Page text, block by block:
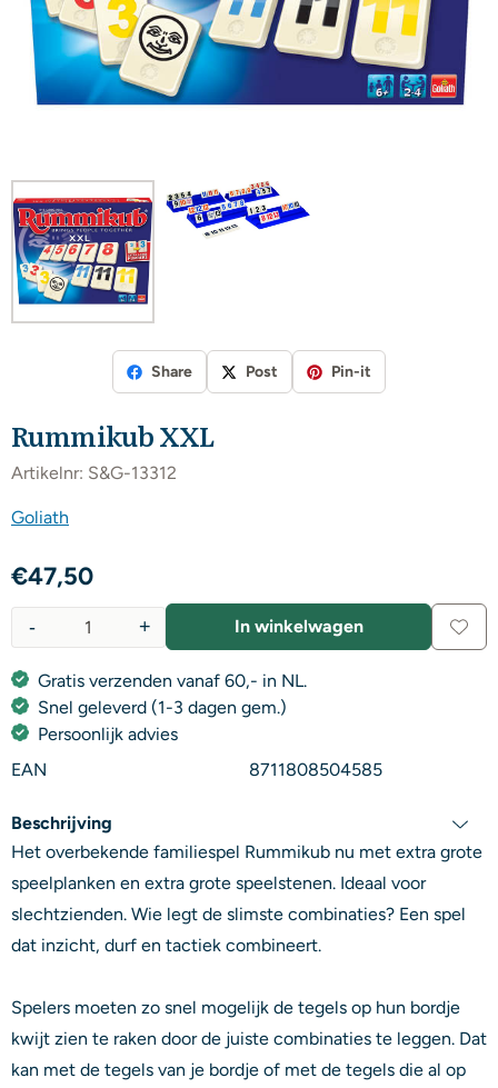
Share Post Pin-it
Rummikub XXL
Artikelnr: S&G-13312
Goliath
€47,50
+
- In winkelwagen
Gratis verzenden vanaf 60,- in NL.
Snel geleverd (1-3 dagen gem.)
Persoonlijk advies
EAN
8711808504585
Beschrijving
Het overbekende familiespel Rummikub nu met extra grote
speelplanken en extra grote speelstenen. Ideaal voor
slechtzienden. Wie legt de slimste combinaties? Een spel
dat inzicht, durf en tactiek combineert.
Spelers moeten zo snel mogelijk de tegels op hun bordje
kwijt zien te raken door de juiste combinaties te leggen. Dat
kan met de tegels van je bordje of met de tegels die al op